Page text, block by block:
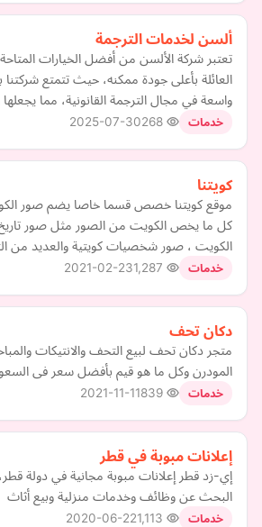
ألسن لخدمات الترجمة
تعتبر شركة الألسن من أفضل الخيارات
العائلة بأعلى جودة ممكنه، حيث تتمتع
واسعة في مجال الترجمة القانونية، مما
خدمات 2025-07-30
كويتنا
موقع كويتنا خصص قسما خاصا يضم صور
كل ما يخص الكويت من الصور مثل صور
الكويت ، صور شخصيات كويتية والعديد من
خدمات 2021-02-23
دكان تحف
متجر دكان تحف لبيع التحف والانتيكات
المودرن وكل ما هو قيم بأفضل سعر فى
خدمات 2021-11-11
إعلانات مبوبة في قطر
إي-زد قطر إعلانات مبوبة مجانية في دولة
البحث عن وظائف وخدمات منزلية وبيع أثاث
خدمات 2020-06-22